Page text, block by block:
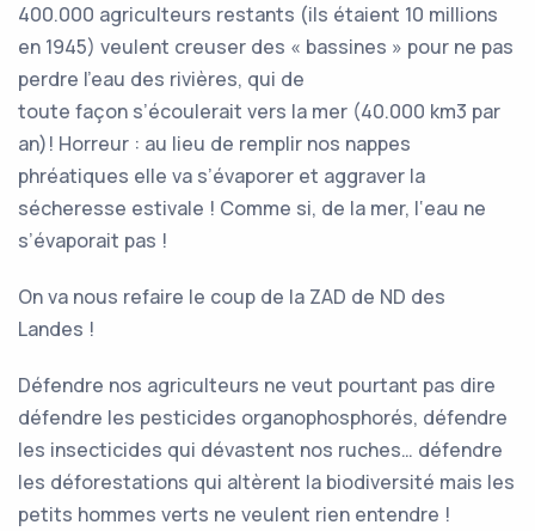
400.000 agriculteurs restants (ils étaient 10 millions
en 1945) veulent creuser des « bassines » pour ne pas
perdre l’eau des rivières, qui de
toute façon s’écoulerait vers la mer (40.000 km3 par
an)! Horreur : au lieu de remplir nos nappes
phréatiques elle va s’évaporer et aggraver la
sécheresse estivale ! Comme si, de la mer, l‘eau ne
s’évaporait pas !
On va nous refaire le coup de la ZAD de ND des
Landes !
Défendre nos agriculteurs ne veut pourtant pas dire
défendre les pesticides organophosphorés, défendre
les insecticides qui dévastent nos ruches… défendre
les déforestations qui altèrent la biodiversité mais les
petits hommes verts ne veulent rien entendre !